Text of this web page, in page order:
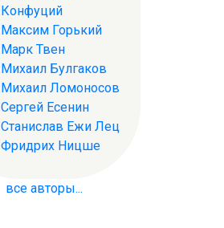
Конфуций
Максим Горький
Марк Твен
Михаил Булгаков
Михаил Ломоносов
Сергей Есенин
Станислав Ежи Лец
Фридрих Ницше
все авторы...